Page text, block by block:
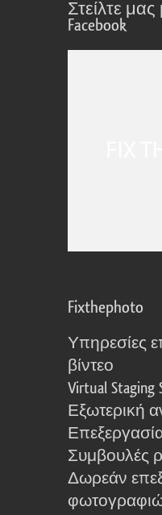
Στείλτε
Facebook
Fixthephoto
Υπηρεσίες
βίντεο
Virtual Staging
Εξωτερική
Συμβουλές
Δωρεάν